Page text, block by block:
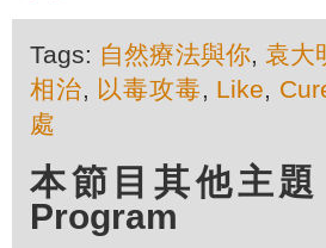
Tags: 自然療法與你,袁大
相治, 以毒攻毒, Like,
處
本節目其他主
Program